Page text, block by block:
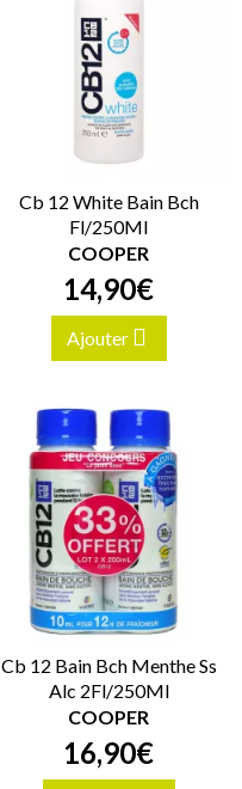
Cb 12 White Bain Bch
Fl/250Ml
COOPER
14,90€
Ajouter
Cb 12 Bain Bch Menthe Ss
Alc 2Fl/250Ml
COOPER
16,90€